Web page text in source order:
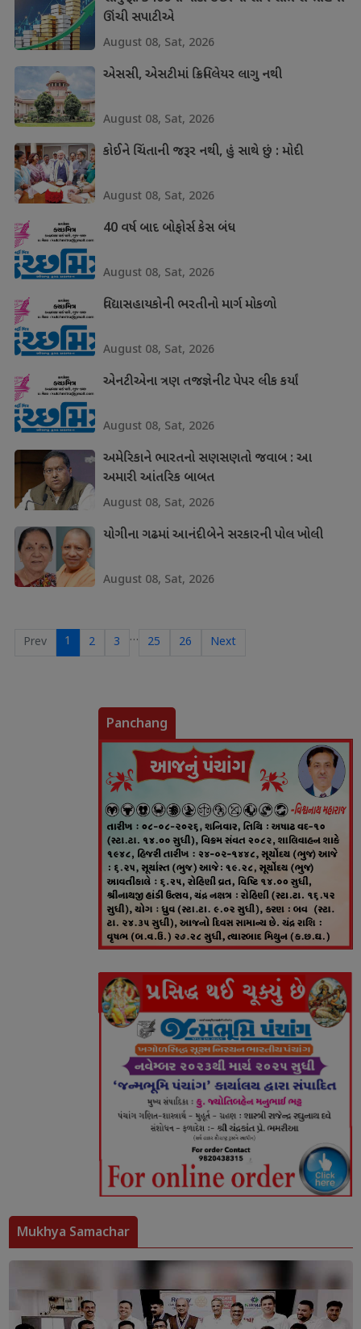
ઊંચી સપાટીએ
August 08, Sat, 2026
એસસી, એસટીમાં ક્રિમિલેયર લાગુ નથી
August 08, Sat, 2026
કોઈને ચિંતાની જરૂર નથી, હું સાથે છું : મોદી
August 08, Sat, 2026
40 વર્ષ બાદ બોફોર્સ કેસ બંધ
August 08, Sat, 2026
વિદ્યાસહાયકોની ભરતીનો માર્ગ મોકળો
August 08, Sat, 2026
એનટીએના ત્રણ તજજ્ઞેનીટ પેપર લીક કર્યાં
August 08, Sat, 2026
અમેરિકાને ભારતનો સણસણતો જવાબ : આ
અમારી આંતરિક બાબત
August 08, Sat, 2026
યોગીના ગઢમાં આનંદીબેને સરકારની પોલ ખોલી
August 08, Sat, 2026
Prev 1 2 3 … 25 26 Next
Panchang
Mukhya Samachar